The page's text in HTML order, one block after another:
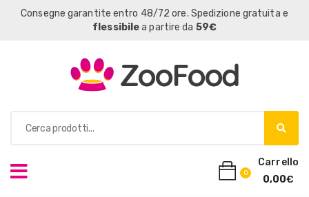
Consegne garantite entro 48/72 ore. Spedizione gratuita e
flessibilea partire da 59€
0
Carrello
0,00€